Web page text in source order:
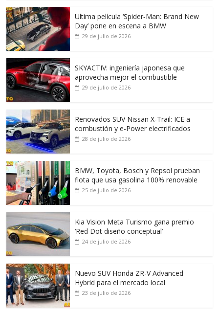
Ultima película ‘Spider‑Man: Brand New
Day’ pone en escena a BMW
29 de julio de 2026
SKYACTIV: ingeniería japonesa que
aprovecha mejor el combustible
29 de julio de 2026
Renovados SUV Nissan X-Trail: ICE a
combustión y e-Power electrificados
28 de julio de 2026
BMW, Toyota, Bosch y Repsol prueban
flota que usa gasolina 100% renovable
25 de julio de 2026
Kia Vision Meta Turismo gana premio
‘Red Dot diseño conceptual’
24 de julio de 2026
Nuevo SUV Honda ZR-V Advanced
Hybrid para el mercado local
23 de julio de 2026